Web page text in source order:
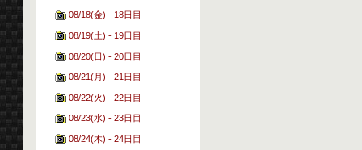
08/18(金) - 18日目
08/19(土) - 19日目
08/20(日) - 20日目
08/21(月) - 21日目
08/22(火) - 22日目
08/23(水) - 23日目
08/24(木) - 24日目